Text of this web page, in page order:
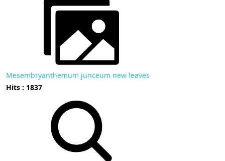
Mesembryanthemum junceum new leaves
Hits : 1837